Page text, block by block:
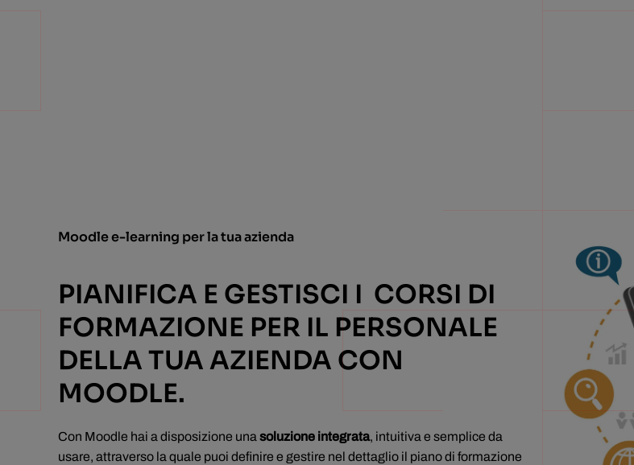
Moodle e-learning per la tua azienda
PIANIFICA E GESTISCI I CORSI DI
FORMAZIONE PER IL PERSONALE
DELLA TUA AZIENDA CON
MOODLE.
Con Moodle hai a disposizione una soluzione integrata, intuitiva e semplice da
usare, attraverso la quale puoi definire e gestire nel dettaglio il piano di formazione